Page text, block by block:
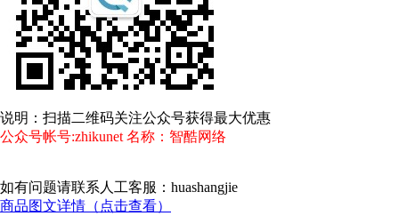
说明：扫描二维码关注公众号获得最大优惠
公众号帐号:zhikunet 名称：智酷网络
如有问题请联系人工客服：huashangjie
商品图文详情（点击查看）